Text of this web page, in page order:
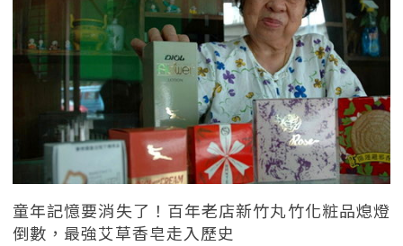
童年記憶要消失了！百年老店新竹丸竹化粧品熄燈
倒數，最強艾草香皂走入歷史